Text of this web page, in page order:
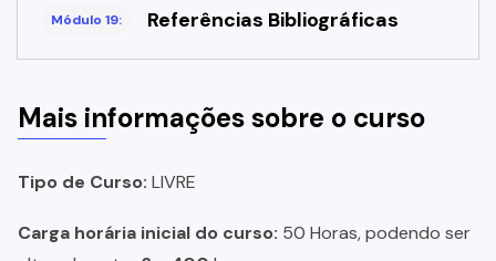
Módulo 19: Referências Bibliográficas
Mais informações sobre o curso
Tipo de Curso: LIVRE
Carga horária inicial do curso: 50 Horas, podendo ser